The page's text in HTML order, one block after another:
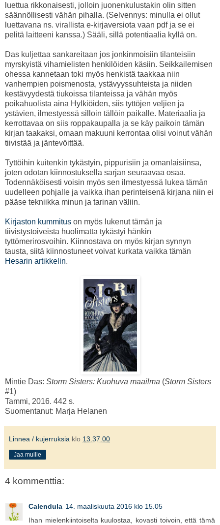
luettua rikkonaisesti, jolloin juonenkulustakin olin sitten
säännöllisesti vähän pihalla. (Selvennys: minulla ei ollut
luettavana ns. virallista e-kirjaversiota vaan pdf ja se ei
pelitä laitteeni kanssa.) Sääli, sillä potentiaalia kyllä on.
Das kuljettaa sankareitaan jos jonkinmoisiin tilanteisiin
myrskyistä vihamielisten henkilöiden käsiin. Seikkailemisen
ohessa kannetaan toki myös henkistä taakkaa niin
vanhempien poismenosta, ystävyyssuhteista ja niiden
kestävyydestä tiukoissa tilanteissa ja vähän myös
poikahuolista aina Hylkiöiden, siis tyttöjen veljien ja
ystävien, ilmestyessä silloin tällöin paikalle. Materiaalia ja
kerrottavaa on siis roppakaupalla ja se käy paikoin tämän
kirjan taakaksi, omaan makuuni kerrontaa olisi voinut vähän
tiivistää ja jäntevöittää.
Tyttöihin kuitenkin tykästyin, pippurisiin ja omanlaisiinsa,
joten odotan kiinnostuksella sarjan seuraavaa osaa.
Todennäköisesti voisin myös sen ilmestyessä lukea tämän
uudelleen pohjalle ja vaikka ihan perinteisenä kirjana niin ei
pääse tekniikka minun ja tarinan väliin.
Kirjaston kummitus on myös lukenut tämän ja
tiivistystoiveista huolimatta tykästyi hänkin
tyttömerirosvoihin. Kiinnostava on myös kirjan synnyn
tausta, siitä kiinnostuneet voivat kurkata vaikka tämän
Hesarin artikkelin.
Mintie Das: Storm Sisters: Kuohuva maailma (Storm Sisters
#1)
Tammi, 2016. 442 s.
Suomentanut: Marja Helanen
Linnea / kujerruksia klo 13.37.00
Jaa muille
4 kommenttia:
Calendula 14. maaliskuuta 2016 klo 15.05
Ihan mielenkiintoiselta kuulostaa, kovasti toivoin, että tämä